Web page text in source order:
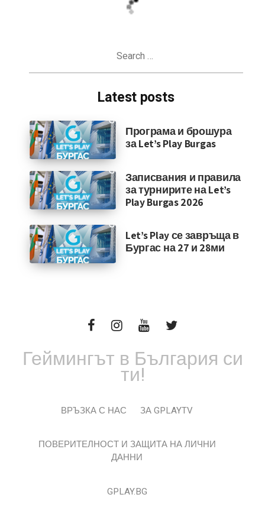
Latest posts
Програма и брошура
за Let’s Play Burgas
Записвания и правила
за турнирите на Let’s
Play Burgas 2026
Let’s Play се завръща в
Бургас на 27 и 28ми
Геймингът в България си
ти!
ВРЪЗКА С НАС ЗА GPLAYTV
ПОВЕРИТЕЛНОСТ И ЗАЩИТА НА ЛИЧНИ
ДАННИ
GPLAY.BG